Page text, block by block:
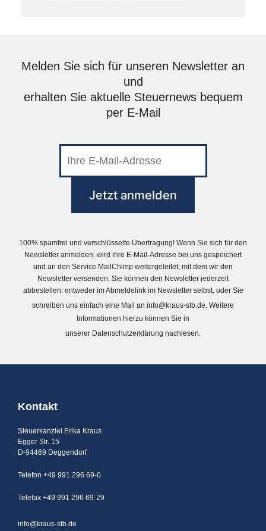
Melden Sie sich für unseren Newsletter an
und
erhalten Sie aktuelle Steuernews bequem
per E-Mail
100% spamfrei und verschlüsselte Übertragung! Wenn Sie sich für den
Newsletter anmelden, wird ihre E-Mail-Adresse bei uns gespeichert
und an den Service MailChimp weitergeleitet, mit dem wir den
Newsletter versenden. Sie können den Newsletter jederzeit
abbestellen: entweder im Abmeldelink im Newsletter selbst, oder Sie
schreiben uns einfach eine Mail an info@kraus-stb.de . Weitere
Informationen hierzu können Sie in
unserer Datenschutzerklärung nachlesen.
Kontakt
Steuerkanzlei Erika Kraus
Egger Str. 15
D-94469 Deggendorf
Telefon +49 991 296 69-0
Telefax +49 991 296 69-29
info@kraus-stb.de